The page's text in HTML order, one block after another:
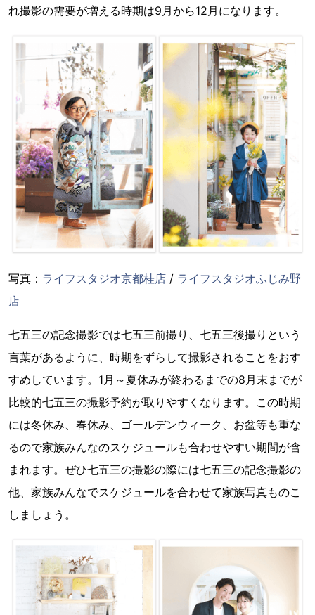
れ撮影の需要が増える時期は9月から12月になります。
写真： ライフスタジオ京都桂店 / ライフスタジオふじみ野
店
七五三の記念撮影では七五三前撮り、七五三後撮りという
言葉があるように、時期をずらして撮影されることをおす
すめしています。1月～夏休みが終わるまでの8月末までが
比較的七五三の撮影予約が取りやすくなります。この時期
には冬休み、春休み、ゴールデンウィーク、お盆等も重な
るので家族みんなのスケジュールも合わせやすい期間が含
まれます。ぜひ七五三の撮影の際には七五三の記念撮影の
他、家族みんなでスケジュールを合わせて家族写真ものこ
しましょう。